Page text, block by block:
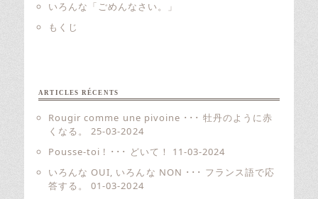
いろんな「ごめんなさい。」
もくじ
ARTICLES RÉCENTS
Rougir comme une pivoine ･･･ 牡丹のように赤
くなる。
25-03-2024
Pousse-toi ! ･･･ どいて！
11-03-2024
いろんな OUI, いろんな NON ･･･ フランス語で応
答する。
01-03-2024